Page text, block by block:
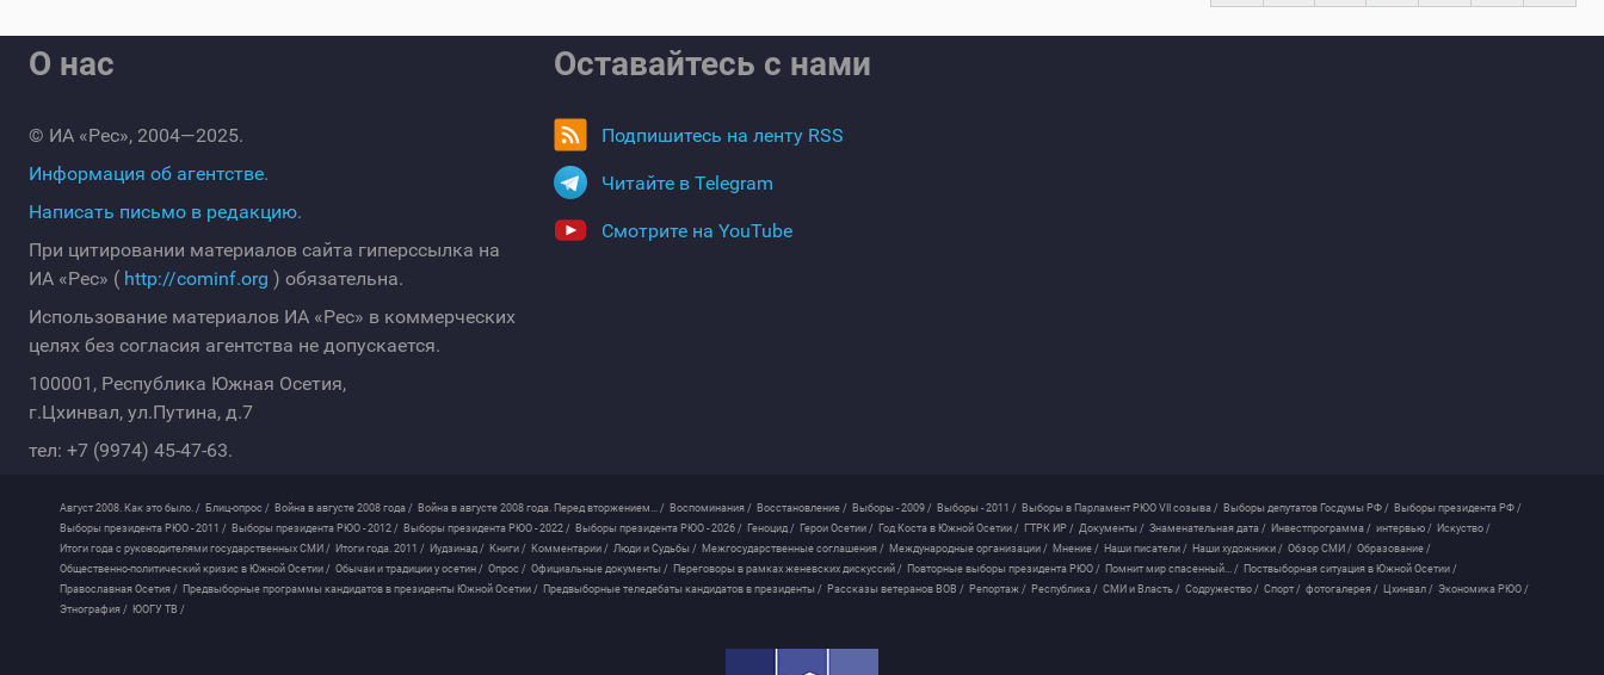
О нас
© ИА «Рес», 2004—2025.
Информация об агентстве.
Написать письмо в редакцию.
При цитировании материалов сайта гиперссылка на
ИА «Рес» ( http://cominf.org ) обязательна.
Использование материалов ИА «Рес» в коммерческих
целях без согласия агентства не допускается.
100001, Республика Южная Осетия,
г.Цхинвал, ул.Путина, д.7
тел: +7 (9974) 45-47-63.
Оставайтесь с нами
Подпишитесь на ленту RSS
Читайте в Telegram
Смотрите на YouTube
Август 2008. Как это было. / Блиц-опрос / Война в августе 2008 года / Война в августе 2008 года. Перед вторжением... / Воспоминания / Восстановление / Выборы - 2009 / Выборы - 2011 / Выборы в Парламент РЮО VII созыва / Выборы депутатов Госдумы РФ / Выборы президента РФ /
Выборы президента РЮО - 2011 / Выборы президента РЮО - 2012 / Выборы президента РЮО - 2022 / Выборы президента РЮО - 2026 / Геноцид / Герои Осетии / Год Коста в Южной Осетии / ГТРК ИР / Документы / Знаменательная дата / Инвестпрограмма / интервью / Искуство /
Итоги года с руководителями государственных СМИ / Итоги года. 2011 / Иудзинад / Книги / Комментарии / Люди и Судьбы / Межгосударственные соглашения / Международные организации / Мнение / Наши писатели / Наши художники / Обзор СМИ / Образование /
Общественно-политический кризис в Южной Осетии / Обычаи и традиции у осетин / Опрос / Официальные документы / Переговоры в рамках женевских дискуссий / Повторные выборы президента РЮО / Помнит мир спасенный... / Поствыборная ситуация в Южной Осетии /
Православная Осетия / Предвыборные программы кандидатов в президенты Южной Осетии / Предвыборные теледебаты кандидатов в президенты / Рассказы ветеранов ВОВ / Репортаж / Республика / СМИ и Власть / Содружество / Спорт / фотогалерея / Цхинвал / Экономика РЮО /
Этнография / ЮОГУ ТВ /